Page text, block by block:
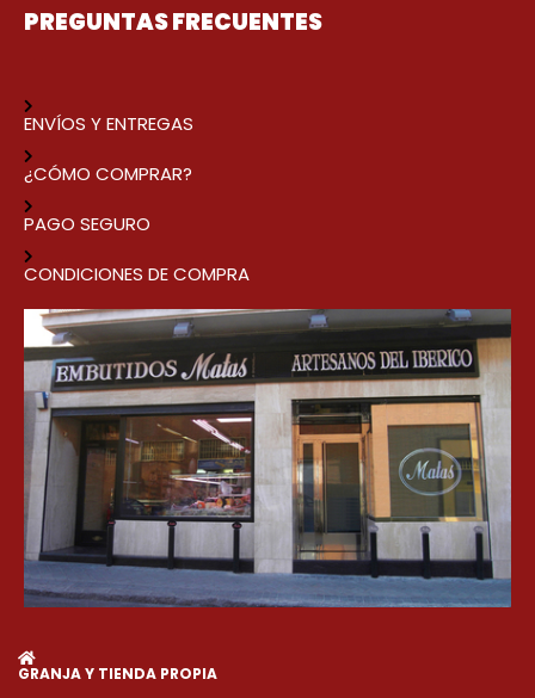
PREGUNTAS FRECUENTES
ENVÍOS Y ENTREGAS
¿CÓMO COMPRAR?
PAGO SEGURO
CONDICIONES DE COMPRA
GRANJA Y TIENDA PROPIA